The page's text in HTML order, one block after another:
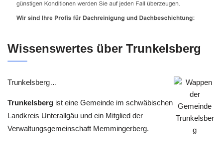
Wissenswertes über Trunkelsberg
Trunkelsberg…
Trunkelsberg ist eine Gemeinde im schwäbischen
Landkreis Unterallgäu und ein Mitglied der
Verwaltungsgemeinschaft Memmingerberg.